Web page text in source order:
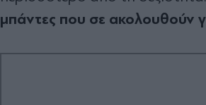
μπάντες που σε ακολουθούν